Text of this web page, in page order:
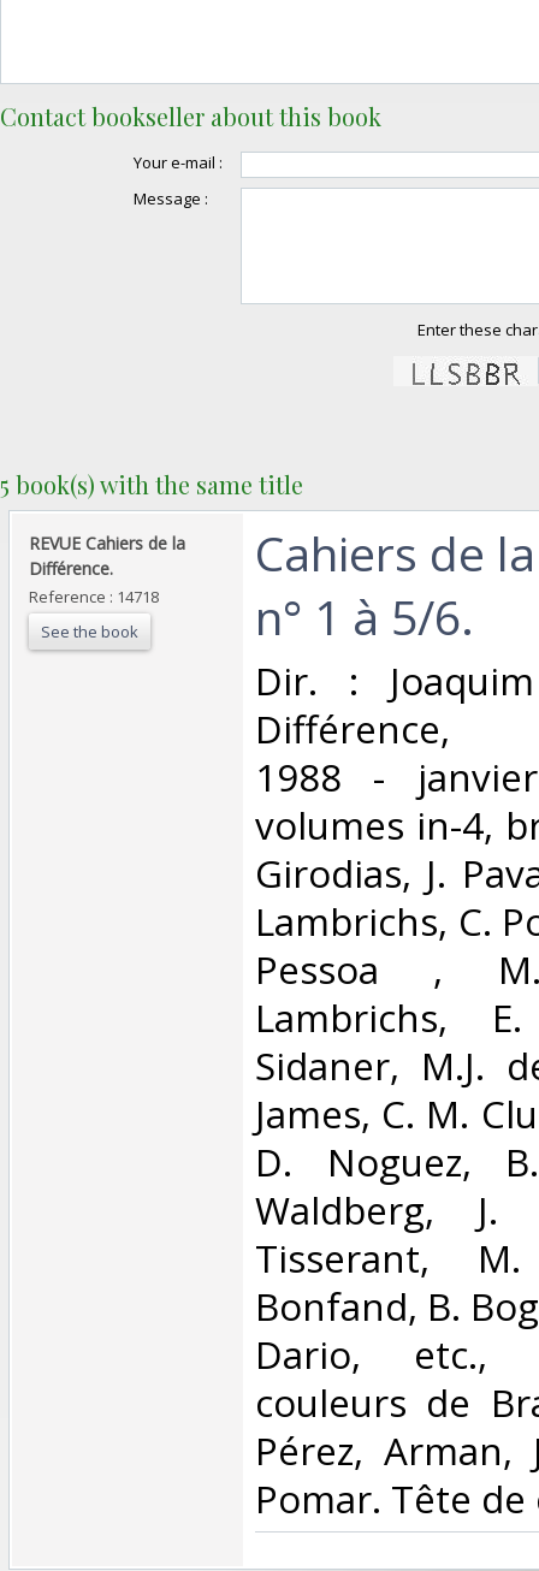
Contact bookseller about this book
Your e-mail :
Message :
Enter these
5 book(s) with the same title
‎REVUE Cahiers de la
Différence.‎
Reference : 14718
See the book
‎Cahiers de
n° 1 à 5/6.‎
‎Dir. :
Différence,
1988 -
volumes in-4,
Girodias, J.
Lambrichs, C.
Pessoa ,
Lambrichs,
Sidaner, M.J.
James, C. M.
D. Noguez,
Waldberg, J.
Tisserant,
Bonfand, B.
Dario, etc.,
couleurs de
Pérez, Arman,
Pomar. Tête